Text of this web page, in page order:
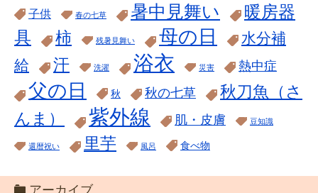
子供
春の七草 暑中見舞い
暖房器
具
柿 残暑見舞い 母の日
水分補
給
汗 洗濯 浴衣 災害 熱中症
父の日 秋 秋の七草
秋刀魚（さ
んま）
紫外線 肌・皮膚 豆知識
還暦祝い 里芋 風呂 食べ物